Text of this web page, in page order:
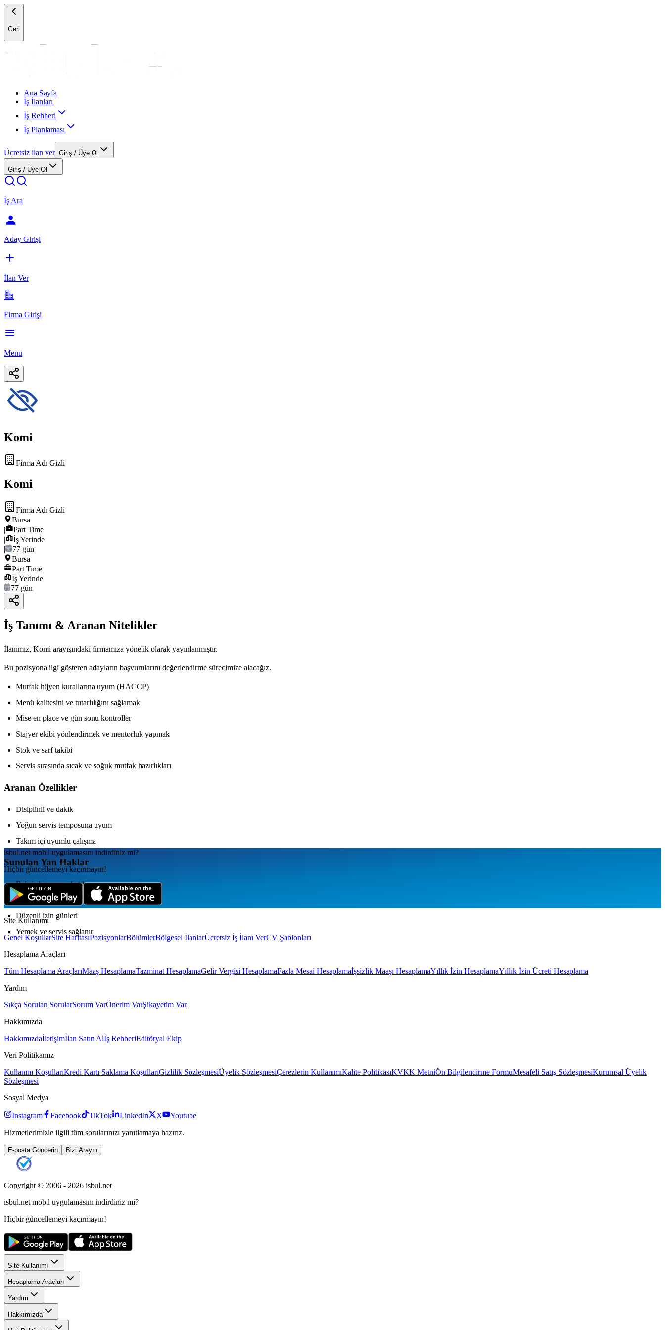
Geri
Ana Sayfa
İş İlanları
İş Rehberi
İş Planlaması
Ücretsiz ilan ver Giriş / Üye Ol
Giriş / Üye Ol
İş Ara
Aday Girişi
İlan Ver
Firma Girişi
Menu
Komi
Firma Adı Gizli
Komi
Firma Adı Gizli
Bursa
|
Part Time
|
İş Yerinde
|
77 gün
Bursa
Part Time
İş Yerinde
77 gün
İş Tanımı & Aranan Nitelikler
İlanımız, Komi arayışındaki firmamıza yönelik olarak yayınlanmıştır.
Bu pozisyona ilgi gösteren adayların başvurularını değerlendirme sürecimize alacağız.
Mutfak hijyen kurallarına uyum (HACCP)
Menü kalitesini ve tutarlılığını sağlamak
Mise en place ve gün sonu kontroller
Stajyer ekibi yönlendirmek ve mentorluk yapmak
Stok ve sarf takibi
Servis sırasında sıcak ve soğuk mutfak hazırlıkları
Aranan Özellikler
Disiplinli ve dakik
Yoğun servis temposuna uyum
Takım içi uyumlu çalışma
Sunulan Yan Haklar
Bahşiş havuzuna katılım
Tam zamanlı, iş yerinde, dönüşümlü vardiya
Düzenli izin günleri
Yemek ve servis sağlanır
isbul.net mobil uygulamаsını indirdiniz mi?
Hiçbir güncellemeyi kaçırmayın!
Site Kullanımı
Genel KoşullarSite HaritasıPozisyonlarBölümlerBölgesel İlanlarÜcretsiz İş İlanı VerCV Şablonları
Hesaplama Araçları
Tüm Hesaplama AraçlarıMaaş HesaplamaTazminat HesaplamaGelir Vergisi HesaplamaFazla Mesai Hesaplamaİşsizlik Maaşı HesaplamaYıllık İzin HesaplamaYıllık İzin Ücreti Hesaplama
Yardım
Sıkça Sorulan SorularSorum VarÖnerim VarŞikayetim Var
Hakkımızda
Hakkımızdaİletişimİlan Satın Alİş RehberiEditöryal Ekip
Veri Politikamız
Kullanım KoşullarıKredi Kartı Saklama KoşullarıGizlilik SözleşmesiÜyelik SözleşmesiÇerezlerin KullanımıKalite PolitikasıKVKK MetniÖn Bilgilendirme FormuMesafeli Satış SözleşmesiKurumsal Üyelik
Sözleşmesi
Sosyal Medya
Instagram Facebook TikTok LinkedIn X
Youtube
Hizmetlerimizle ilgili tüm sorularınızı yanıtlamaya hazırız.
E-posta Gönderin Bizi Arayın
Copyright © 2006 - 2026 isbul.net
isbul.net mobil uygulamasını indirdiniz mi?
Hiçbir güncellemeyi kaçırmayın!
Site Kullanımı
Hesaplama Araçları
Yardım
Hakkımızda